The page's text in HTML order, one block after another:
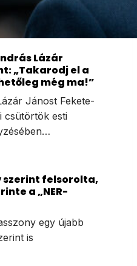
Lázár
„Takarodj el a
még ma!”
Jánost Fekete-
csütörtök esti
szerint felsorolta,
a „NER-
egy újabb
is